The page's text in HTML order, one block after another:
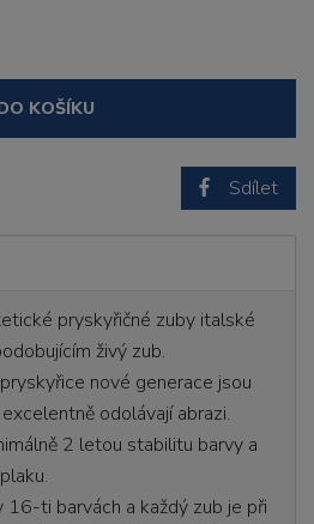
KOŠÍKU
Sdílet
pryskyřičné zuby italské
živý zub.
nové generace jsou
odolávají abrazi.
2 letou stabilitu barvy a
16-ti barvách a každý zub je při